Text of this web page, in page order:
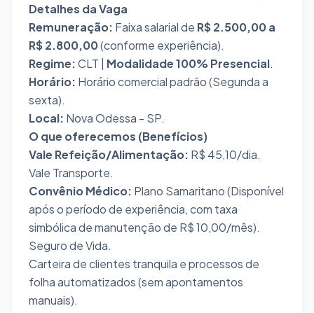
Detalhes da Vaga
Remuneração: Faixa salarial de R$ 2.500,00 a
R$ 2.800,00(conforme experiência).
Regime:CLT | Modalidade 100% Presencial.
Horário: Horário comercial padrão (Segunda a
sexta).
Local: Nova Odessa - SP.
O que oferecemos (Benefícios)
Vale Refeição/Alimentação: R$ 45,10/dia.
Vale Transporte.
Convênio Médico: Plano Samaritano (Disponível
após o período de experiência, com taxa
simbólica de manutenção de R$ 10,00/mês).
Seguro de Vida.
Carteira de clientes tranquila e processos de
folha automatizados (sem apontamentos
manuais).